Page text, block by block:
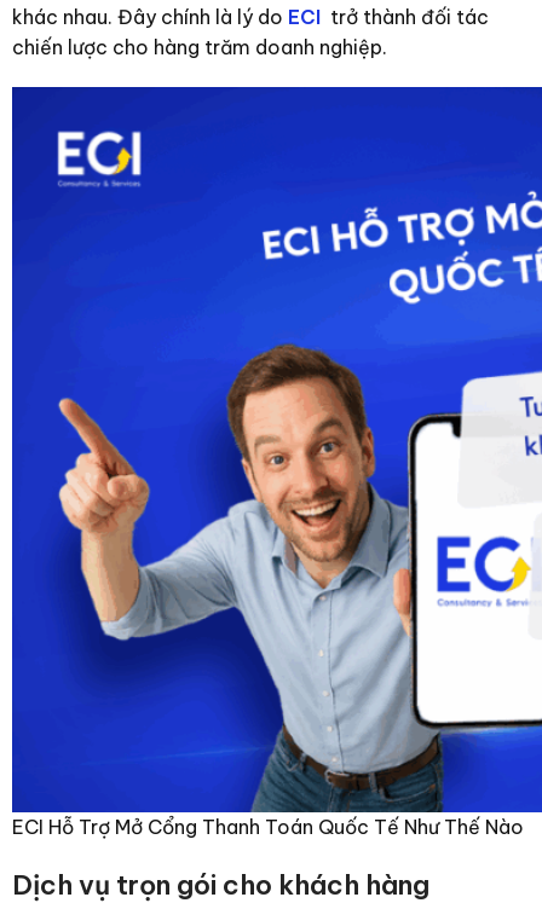
khác nhau. Đây chính là lý do ECI trở thành đối tác
chiến lược cho hàng trăm doanh nghiệp.
ECI Hỗ Trợ Mở Cổng Thanh Toán Quốc Tế Như Thế Nào
Dịch vụ trọn gói cho khách hàng